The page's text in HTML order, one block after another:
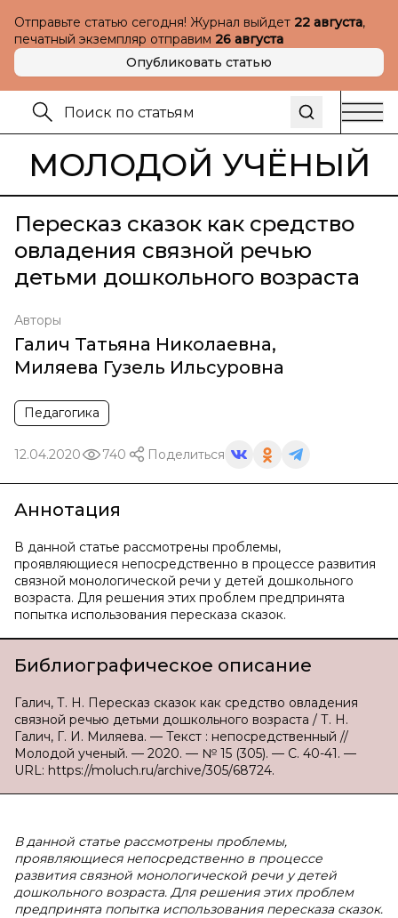
Отправьте статью сегодня! Журнал выйдет 22 августа,
печатный экземпляр отправим 26 августа
Опубликовать статью
МОЛОДОЙ УЧЁНЫЙ
Пересказ сказок как средство
овладения связной речью
детьми дошкольного возраста
Авторы
Галич Татьяна Николаевна,
Миляева Гузель Ильсуровна
Педагогика
12.04.2020 740 Поделиться
Аннотация
В данной статье рассмотрены проблемы,
проявляющиеся непосредственно в процессе развития
связной монологической речи у детей дошкольного
возраста. Для решения этих проблем предпринята
попытка использования пересказа сказок.
Библиографическое описание
Галич, Т. Н. Пересказ сказок как средство овладения
связной речью детьми дошкольного возраста / Т. Н.
Галич, Г. И. Миляева. — Текст : непосредственный //
Молодой ученый. — 2020. — № 15 (305). — С. 40-41. —
URL: https://moluch.ru/archive/305/68724.
В данной статье рассмотрены проблемы,
проявляющиеся непосредственно в процессе
развития связной монологической речи у детей
дошкольного возраста. Для решения этих проблем
предпринята попытка использования пересказа сказок.